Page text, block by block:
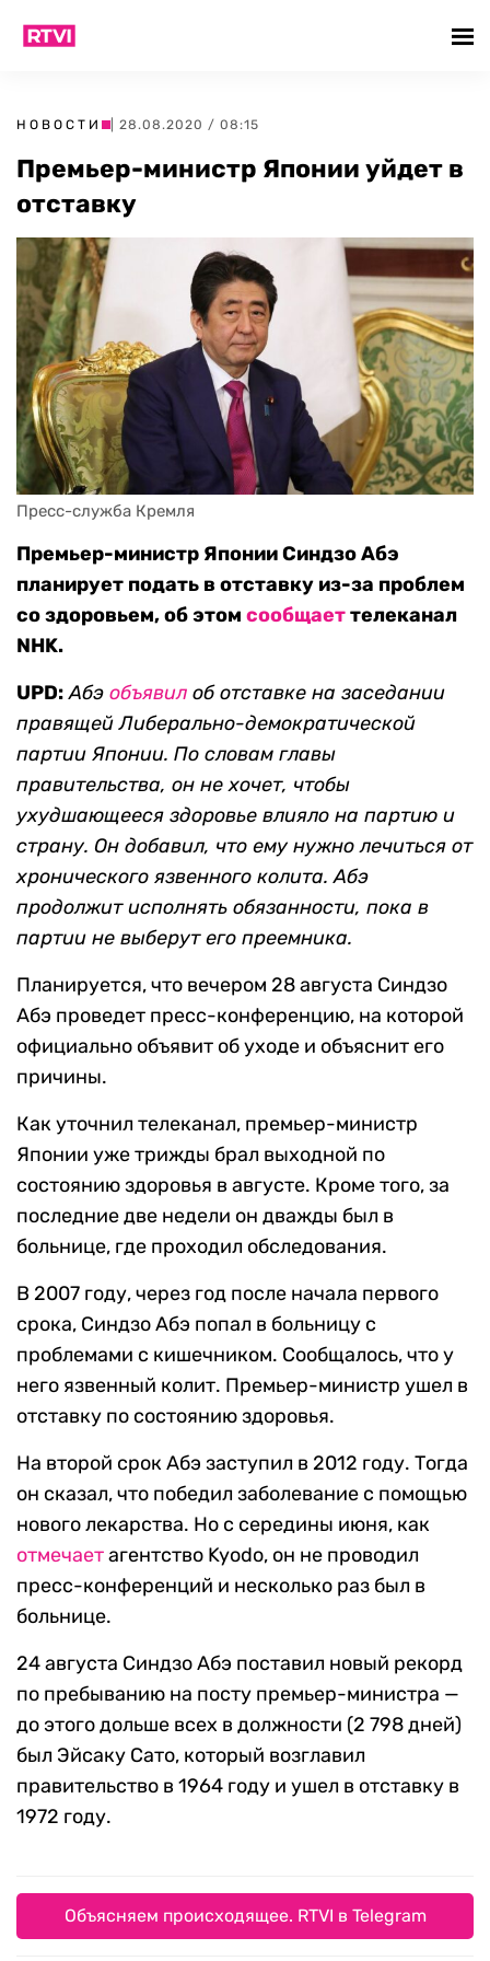
НОВОСТИ | 28.08.2020 / 08:15
Премьер-министр Японии уйдет в
отставку
Пресс-служба Кремля
Премьер-министр Японии Синдзо Абэ
планирует подать в отставку из-за проблем
со здоровьем, об этом сообщаеттелеканал
NHK.
UPD:Абэ объявил об отставке на заседании
правящей Либерально-демократической
партии Японии. По словам главы
правительства, он не хочет, чтобы
ухудшающееся здоровье влияло на партию и
страну. Он добавил, что ему нужно лечиться от
хронического язвенного колита. Абэ
продолжит исполнять обязанности, пока в
партии не выберут его преемника.
Планируется, что вечером 28 августа Синдзо
Абэ проведет пресс-конференцию, на которой
официально объявит об уходе и объяснит его
причины.
Как уточнил телеканал, премьер-министр
Японии уже трижды брал выходной по
состоянию здоровья в августе. Кроме того, за
последние две недели он дважды был в
больнице, где проходил обследования.
В 2007 году, через год после начала первого
срока, Синдзо Абэ попал в больницу с
проблемами с кишечником. Сообщалось, что у
него язвенный колит. Премьер-министр ушел в
отставку по состоянию здоровья.
На второй срок Абэ заступил в 2012 году. Тогда
он сказал, что победил заболевание с помощью
нового лекарства. Но с середины июня, как
отмечаетагентство Kyodo, он не проводил
пресс-конференций и несколько раз был в
больнице.
24 августа Синдзо Абэ поставил новый рекорд
по пребыванию на посту премьер-министра —
до этого дольше всех в должности (2 798 дней)
был Эйсаку Сато, который возглавил
правительство в 1964 году и ушел в отставку в
1972 году.
Объясняем происходящее. RTVI в Telegram